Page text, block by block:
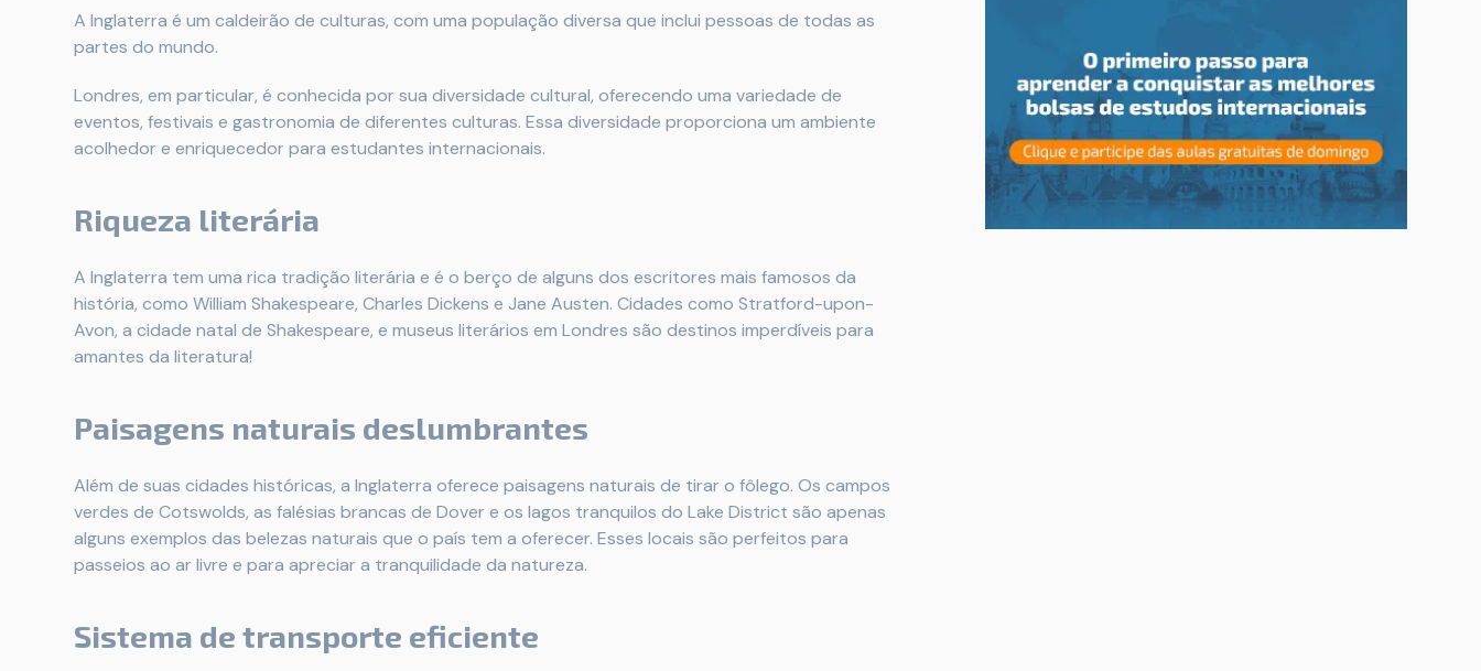
A Inglaterra é um caldeirão de culturas, com uma população diversa que inclui pessoas de todas as
partes do mundo.
Londres, em particular, é conhecida por sua diversidade cultural, oferecendo uma variedade de
eventos, festivais e gastronomia de diferentes culturas. Essa diversidade proporciona um ambiente
acolhedor e enriquecedor para estudantes internacionais.
Riqueza literária
A Inglaterra tem uma rica tradição literária e é o berço de alguns dos escritores mais famosos da
história, como William Shakespeare, Charles Dickens e Jane Austen. Cidades como Stratford-upon-
Avon, a cidade natal de Shakespeare, e museus literários em Londres são destinos imperdíveis para
amantes da literatura!
Paisagens naturais deslumbrantes
Além de suas cidades históricas, a Inglaterra oferece paisagens naturais de tirar o fôlego. Os campos
verdes de Cotswolds, as falésias brancas de Dover e os lagos tranquilos do Lake District são apenas
alguns exemplos das belezas naturais que o país tem a oferecer. Esses locais são perfeitos para
passeios ao ar livre e para apreciar a tranquilidade da natureza.
Sistema de transporte eficiente